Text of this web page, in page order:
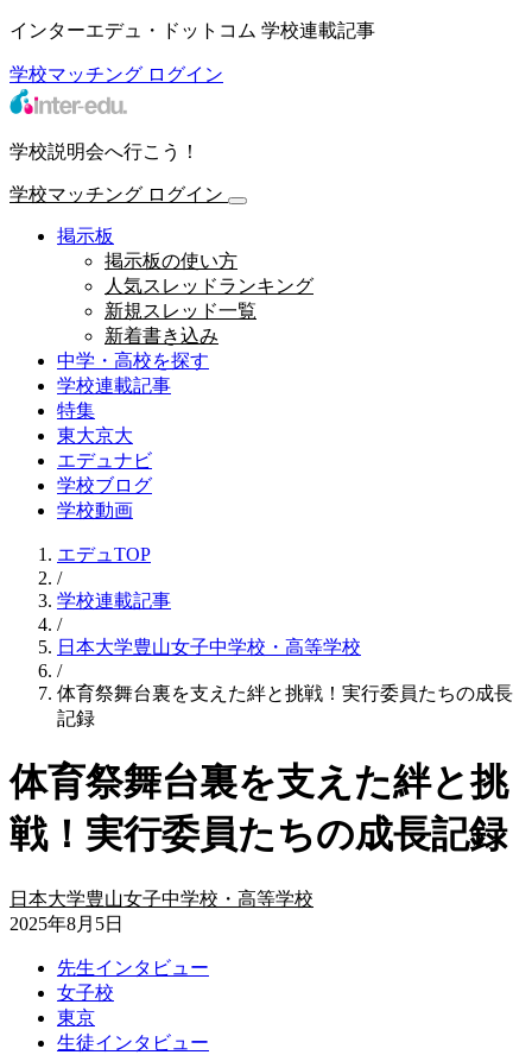
インターエデュ・ドットコム 学校連載記事
学校マッチング ログイン
学校説明会へ行こう！
学校マッチング ログイン
掲示板
掲示板の使い方
人気スレッドランキング
新規スレッド一覧
新着書き込み
中学・高校を探す
学校連載記事
特集
東大京大
エデュナビ
学校ブログ
学校動画
エデュTOP
/
学校連載記事
/
日本大学豊山女子中学校・高等学校
/
体育祭舞台裏を支えた絆と挑戦！実行委員たちの成長
記録
体育祭舞台裏を支えた絆と挑
戦！実行委員たちの成長記録
日本大学豊山女子中学校・高等学校
2025年8月5日
先生インタビュー
女子校
東京
生徒インタビュー